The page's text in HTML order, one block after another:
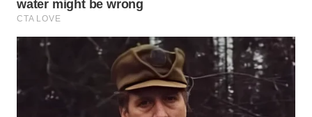
WN
PRIANGAN
TIMUR
WN
SEMARANG